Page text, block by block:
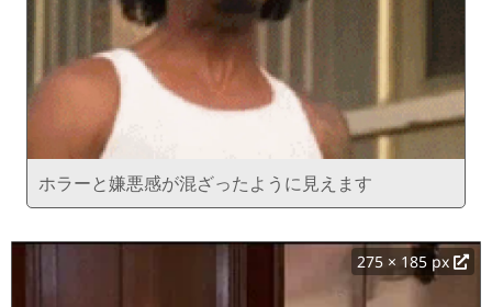
ホラーと嫌悪感が混ざったように見えます
275 × 185 px